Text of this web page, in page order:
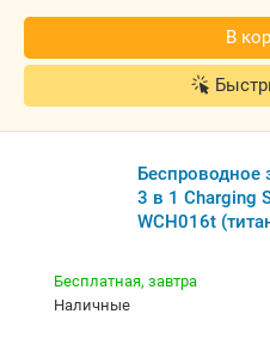
В
Беспроводное
3 в 1 Charging
WCH016t
Бесплатная, завтра
наличные